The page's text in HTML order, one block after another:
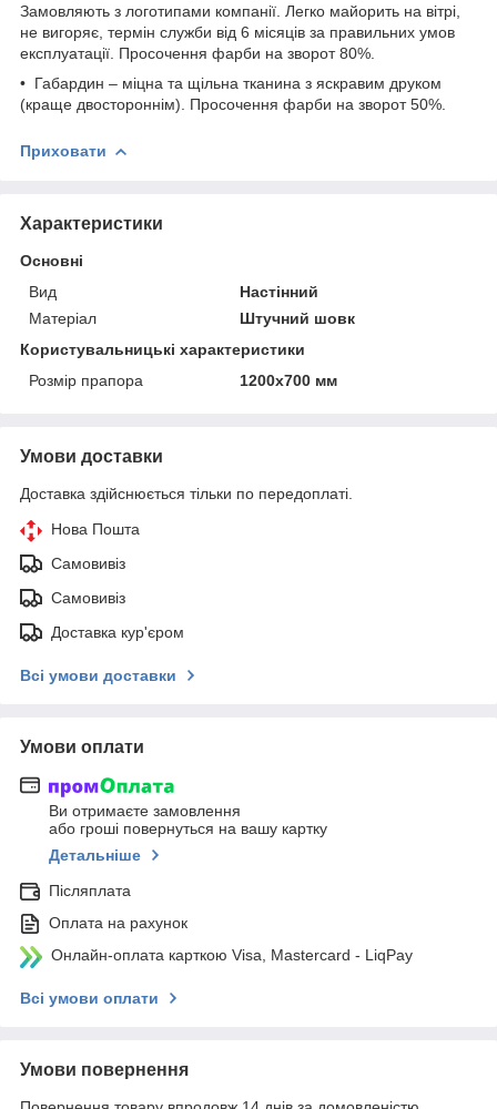
Замовляють з логотипами компанії. Легко майорить на вітрі,
не вигоряє, термін служби від 6 місяців за правильних умов
експлуатації. Просочення фарби на зворот 80%.
• Габардин – міцна та щільна тканина з яскравим друком
(краще двостороннім). Просочення фарби на зворот 50%.
Приховати
Характеристики
Основні
Вид
Настінний
Матеріал
Штучний шовк
Користувальницькі характеристики
Розмір прапора
1200х700 мм
Умови доставки
Доставка здійснюється тільки по передоплаті.
Нова Пошта
Самовивіз
Самовивіз
Доставка кур'єром
Всі умови доставки
Умови оплати
Ви отримаєте замовлення
або гроші повернуться на вашу картку
Детальніше
Післяплата
Оплата на рахунок
Онлайн-оплата карткою Visa, Mastercard - LiqPay
Всі умови оплати
Умови повернення